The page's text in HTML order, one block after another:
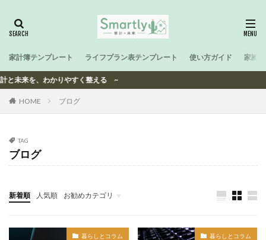
家計簿テンプレート ライフプラン表テンプレート 使い方ガイド 家計
来を、わかりやすく整える ~
HOME ブログ
TAG
ブログ
新着順 人気順 お勧めカテゴリ
-
暮らしとコラム 暮らしとコラム